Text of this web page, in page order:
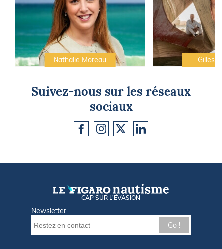
Nathalie Moreau Gilles
Suivez-nous sur les réseaux
sociaux
CAP SUR L'ÉVASION
Newsletter
Go !